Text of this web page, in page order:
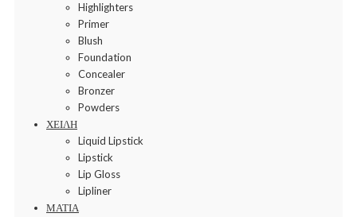
Highlighters
Primer
Blush
Foundation
Concealer
Bronzer
Powders
ΧΕΙΛΗ
Liquid Lipstick
Lipstick
Lip Gloss
Lipliner
ΜΑΤΙΑ